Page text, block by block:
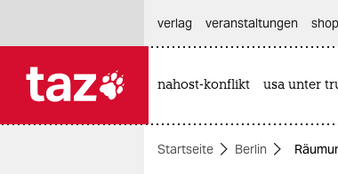
themen
verlag
veranstaltungen shop
nahost-konflikt usa unter
Startseite Berlin